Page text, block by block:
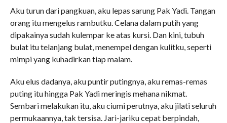
Aku turun dari pangkuan, aku lepas sarung Pak Yadi. Tangan
orang itu mengelus rambutku. Celana dalam putih yang
dipakainya sudah kulempar ke atas kursi. Dan kini, tubuh
bulat itu telanjang bulat, menempel dengan kulitku, seperti
mimpi yang kuhadirkan tiap malam.
Aku elus dadanya, aku puntir putingnya, aku remas-remas
puting itu hingga Pak Yadi meringis mehana nikmat.
Sembari melakukan itu, aku ciumi perutnya, aku jilati seluruh
permukaannya, tak tersisa. Jari-jariku cepat berpindah,